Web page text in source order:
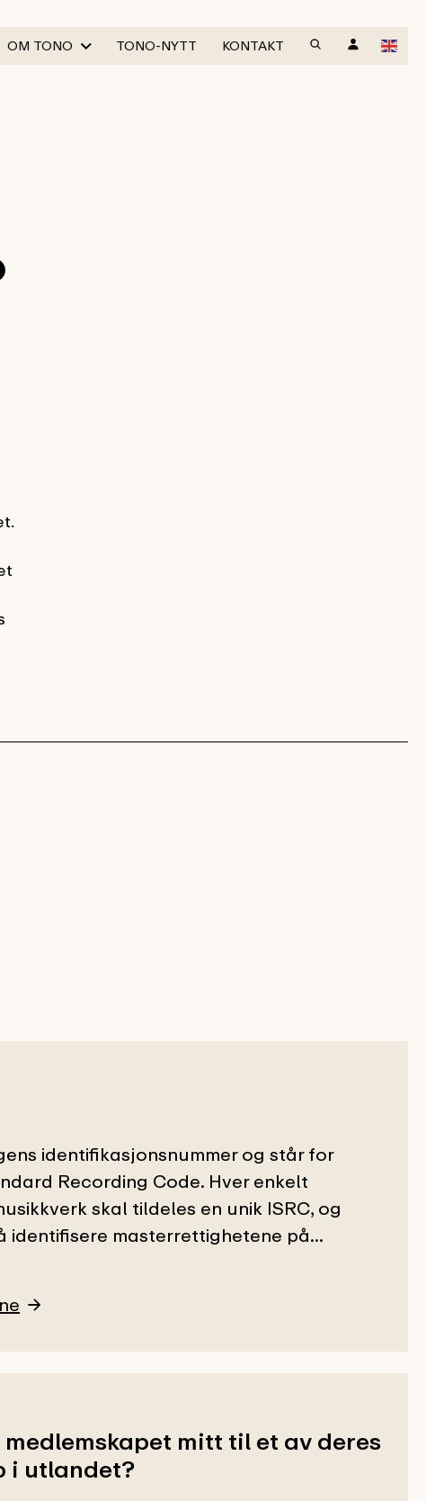
OM TONO TONO-NYTT KONTAKT
identifikasjonsnummer og står for
Recording Code. Hver enkelt
skal tildeles en unik ISRC, og
identifisere masterrettighetene på...
mitt til et av deres
i utlandet?